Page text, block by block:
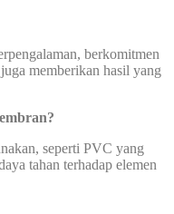
berkomitmen
memberikan hasil yang
seperti PVC yang
tahan terhadap elemen